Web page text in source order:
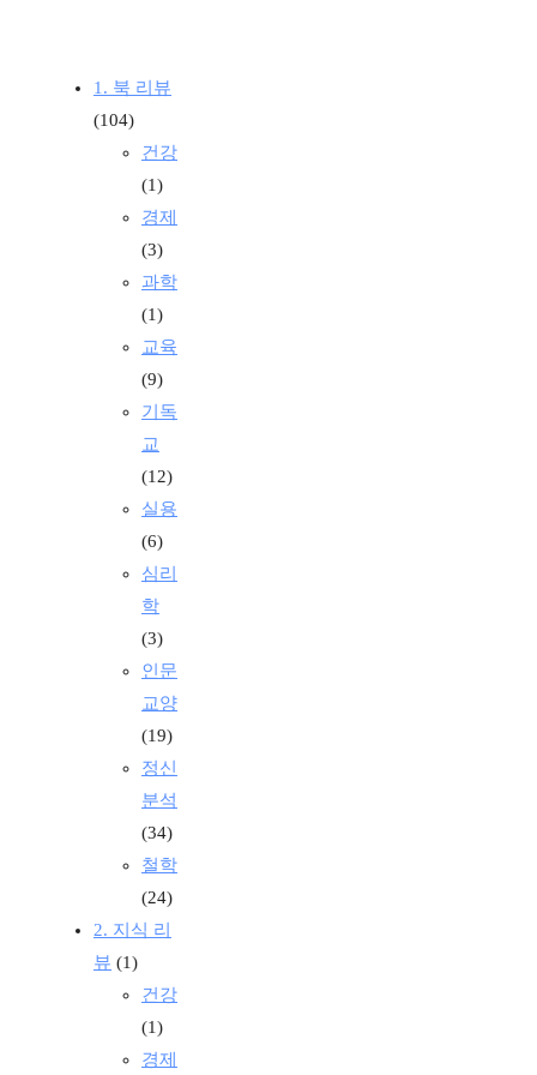
1. 북 리뷰
(104)
건강
(1)
경제
(3)
과학
(1)
교육
(9)
기독
교
(12)
실용
(6)
심리
학
(3)
인문
교양
(19)
정신
분석
(34)
철학
(24)
2. 지식 리
뷰 (1)
건강
(1)
경제